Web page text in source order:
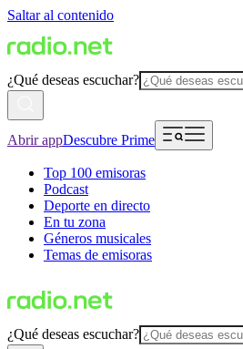
Saltar al contenido
¿Qué deseas escuchar?
Abrir appDescubre Prime
Top 100 emisoras
Podcast
Deporte en directo
En tu zona
Géneros musicales
Temas de emisoras
¿Qué deseas escuchar?